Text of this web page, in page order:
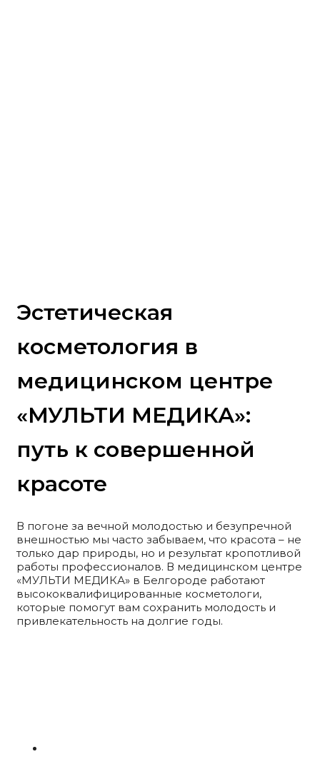
Эстетическая
косметология в
медицинском центре
«МУЛЬТИ МЕДИКА»:
путь к совершенной
красоте
В погоне за вечной молодостью и безупречной
внешностью мы часто забываем, что красота – не
только дар природы, но и результат кропотливой
работы профессионалов. В медицинском центре
«МУЛЬТИ МЕДИКА» в Белгороде работают
высококвалифицированные косметологи,
которые помогут вам сохранить молодость и
привлекательность на долгие годы.